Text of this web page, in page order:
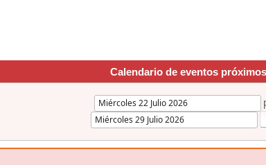
Calendario de eventos próximos